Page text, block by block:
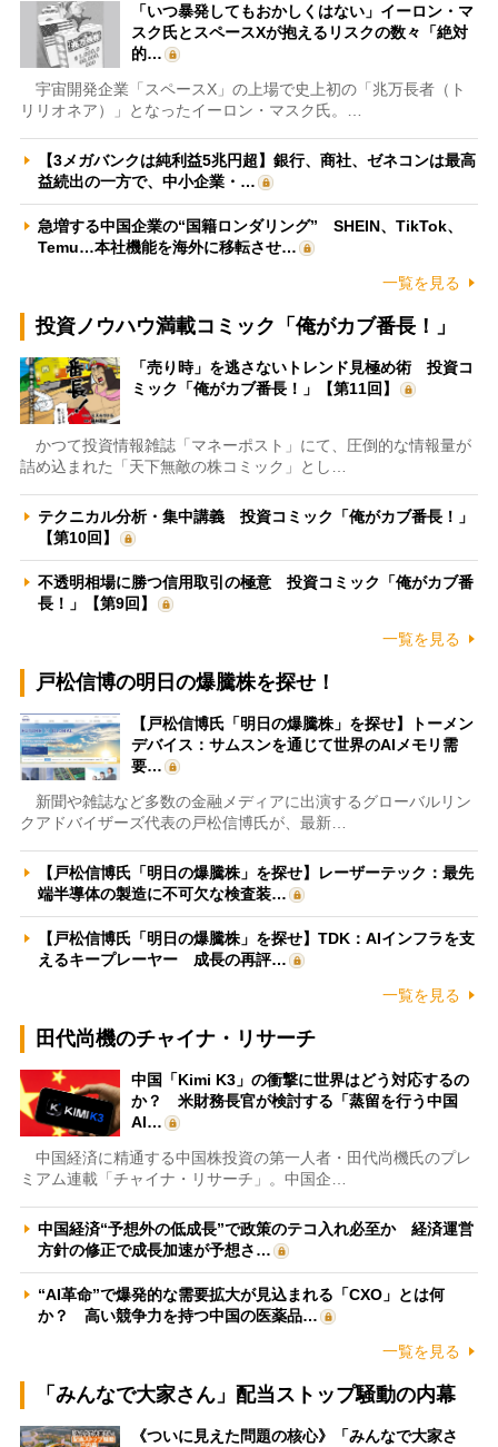
「いつ暴発してもおかしくはない」イーロン・マ
スク氏とスペースXが抱えるリスクの数々「絶対
的…
宇宙開発企業「スペースX」の上場で史上初の「兆万長者（ト
リリオネア）」となったイーロン・マスク氏。…
【3メガバンクは純利益5兆円超】銀行、商社、ゼネコンは最高
益続出の一方で、中小企業・…
急増する中国企業の“国籍ロンダリング” SHEIN、TikTok、
Temu…本社機能を海外に移転させ…
一覧を見る
投資ノウハウ満載コミック「俺がカブ番長！」
「売り時」を逃さないトレンド見極め術 投資コ
ミック「俺がカブ番長！」【第11回】
かつて投資情報雑誌「マネーポスト」にて、圧倒的な情報量が
詰め込まれた「天下無敵の株コミック」とし…
テクニカル分析・集中講義 投資コミック「俺がカブ番長！」
【第10回】
不透明相場に勝つ信用取引の極意 投資コミック「俺がカブ番
長！」【第9回】
一覧を見る
戸松信博の明日の爆騰株を探せ！
【戸松信博氏「明日の爆騰株」を探せ】トーメン
デバイス：サムスンを通じて世界のAIメモリ需
要…
新聞や雑誌など多数の金融メディアに出演するグローバルリン
クアドバイザーズ代表の戸松信博氏が、最新…
【戸松信博氏「明日の爆騰株」を探せ】レーザーテック：最先
端半導体の製造に不可欠な検査装…
【戸松信博氏「明日の爆騰株」を探せ】TDK：AIインフラを支
えるキープレーヤー 成長の再評…
一覧を見る
田代尚機のチャイナ・リサーチ
中国「Kimi K3」の衝撃に世界はどう対応するの
か？ 米財務長官が検討する「蒸留を行う中国
AI…
中国経済に精通する中国株投資の第一人者・田代尚機氏のプレ
ミアム連載「チャイナ・リサーチ」。中国企…
中国経済“予想外の低成長”で政策のテコ入れ必至か 経済運営
方針の修正で成長加速が予想さ…
“AI革命”で爆発的な需要拡大が見込まれる「CXO」とは何
か？ 高い競争力を持つ中国の医薬品…
一覧を見る
「みんなで大家さん」配当ストップ騒動の内幕
《ついに見えた問題の核心》「みんなで大家さ